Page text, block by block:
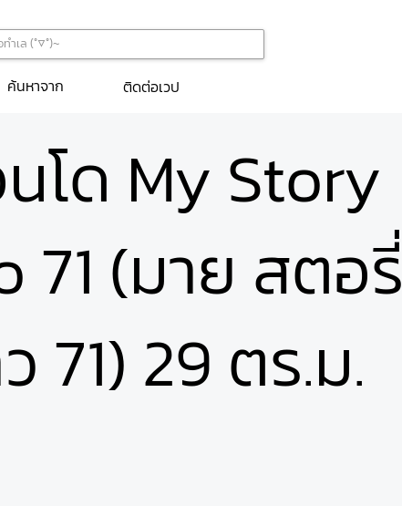
ติดต่อเวป
ค้นหาจาก
โด My Story
71 (มาย สตอรี่
71) 29 ตร.ม.